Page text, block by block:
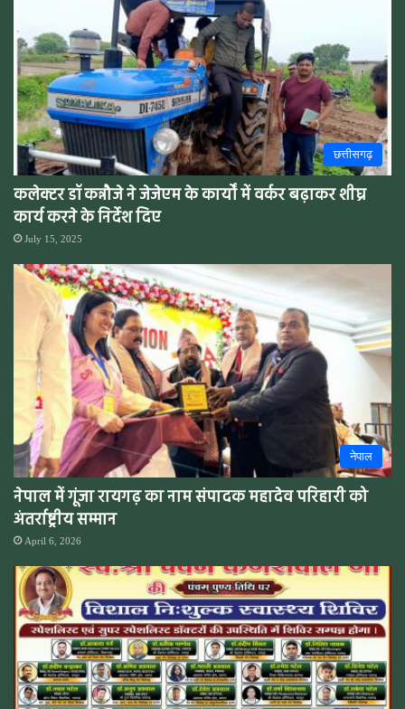
छत्तीसगढ़
कलेक्टर डॉ कन्नौजे ने जेजेएम के कार्यों में वर्कर बढ़ाकर शीघ्र
कार्य करने के निर्देश दिए
July 15, 2025
नेपाल
नेपाल में गूंजा रायगढ़ का नाम संपादक महादेव परिहारी को
अंतर्राष्ट्रीय सम्मान
April 6, 2026